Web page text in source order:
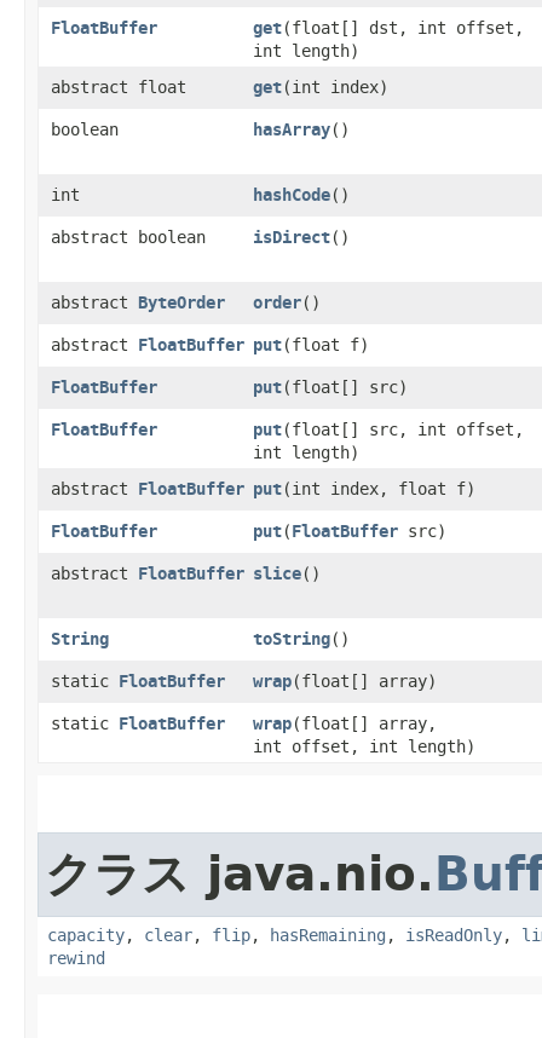
FloatBuffer get​(float[] dst, int offset,
int length)
abstract float
get​(int index)
boolean hasArray()
int hashCode()
abstract boolean isDirect()
abstract ByteOrder order()
abstract FloatBuffer put​(float f)
FloatBuffer put​(float[] src)
FloatBuffer put​(float[] src, int offset,
int length)
abstract FloatBuffer put​(int index, float f)
FloatBuffer put​(FloatBuffer src)
abstract FloatBuffer slice()
String toString()
static FloatBuffer wrap​(float[] array)
static FloatBuffer wrap​(float[] array,
int offset, int length)
クラス java.nio.
capacity, clear, flip, hasRemaining , isReadOnly,
rewind